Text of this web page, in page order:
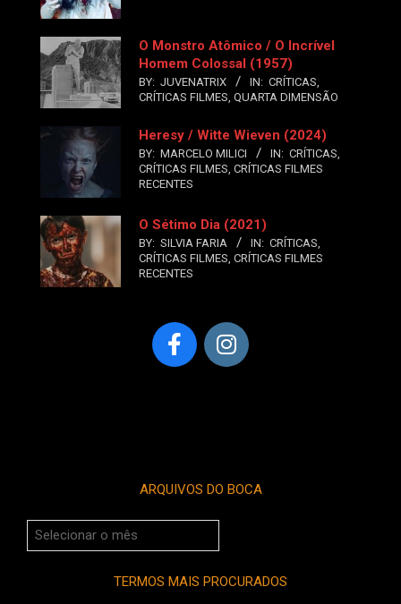
O Monstro Atômico / O Incrível
Homem Colossal (1957)
BY: JUVENATRIX IN: CRÍTICAS
CRÍTICAS FILMES QUARTA DIMENSÃO
Heresy / Witte Wieven (2024)
BY: MARCELO MILICI IN: CRÍTICAS
CRÍTICAS FILMES CRÍTICAS FILMES
RECENTES
O Sétimo Dia (2021)
BY: SILVIA FARIA IN: CRÍTICAS
CRÍTICAS FILMES CRÍTICAS FILMES
RECENTES
ARQUIVOS DO BOCA
Arquivos
do
TERMOS MAIS PROCURADOS